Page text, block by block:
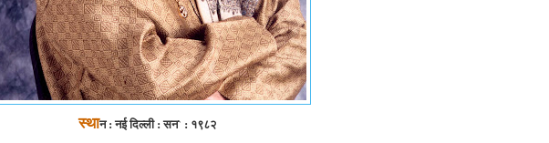
स्थान : नई दिल्ली : सन` : १९८२